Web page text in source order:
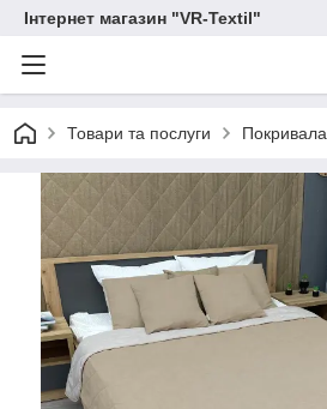
Інтернет магазин "VR-Textil"
Товари та послуги Покривала